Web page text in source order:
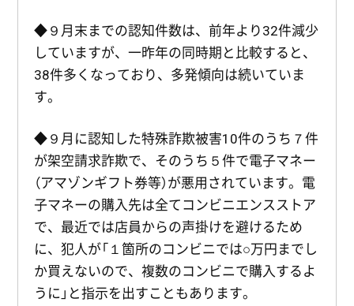
◆９月末までの認知件数は、前年より32件減少
していますが、一昨年の同時期と比較すると、
38件多くなっており、多発傾向は続いていま
す。
◆９月に認知した特殊詐欺被害10件のうち７件
が架空請求詐欺で、そのうち５件で電子マネー
（アマゾンギフト券等）が悪用されています。電
子マネーの購入先は全てコンビニエンスストア
で、最近では店員からの声掛けを避けるため
に、犯人が「１箇所のコンビニでは○万円までし
か買えないので、複数のコンビニで購入するよ
うに」と指示を出すこともあります。